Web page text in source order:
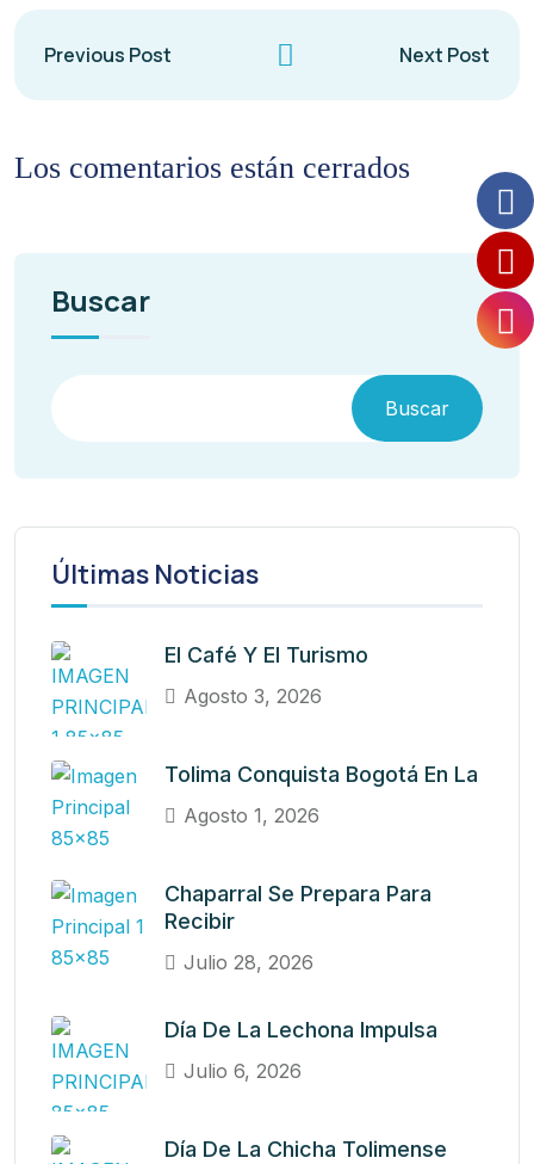
Previous Post Next Post
Los comentarios están cerrados
Buscar
Buscar
Últimas Noticias
El Café Y El Turismo
Agosto 3, 2026
Tolima Conquista Bogotá En La
Agosto 1, 2026
Chaparral Se Prepara Para
Recibir
Julio 28, 2026
Día De La Lechona Impulsa
Julio 6, 2026
Día De La Chicha Tolimense